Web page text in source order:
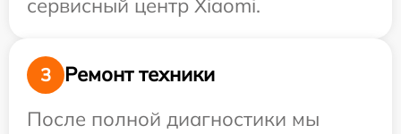
3
Ремонт техники
После полной диагностики мы